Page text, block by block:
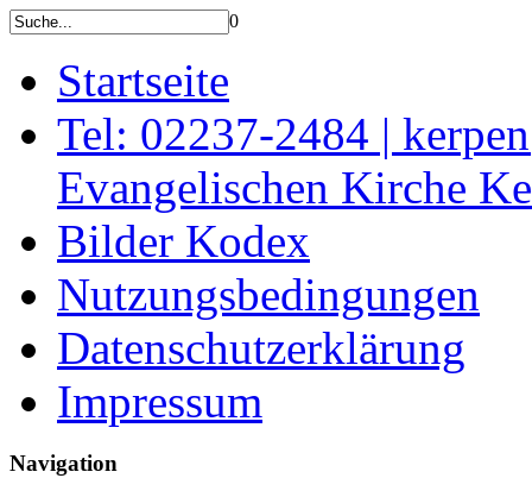
0
Startseite
Tel: 02237-2484 |
Evangelischen Kirche
Bilder Kodex
Nutzungsbedingungen
Datenschutzerklärung
Impressum
Navigation